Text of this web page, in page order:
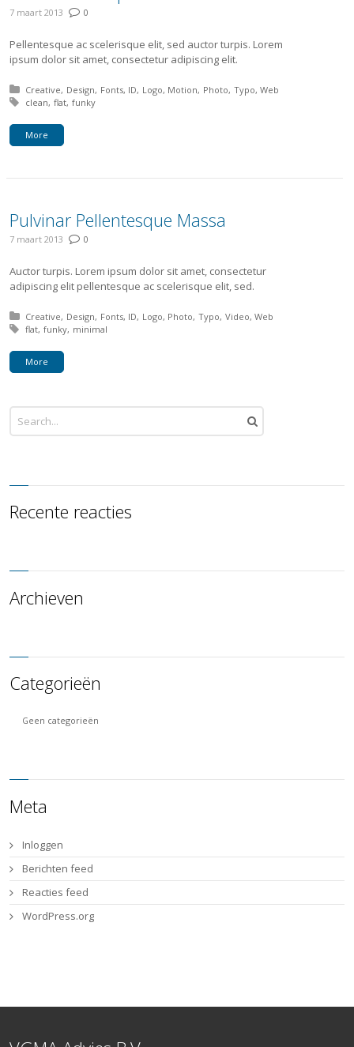
7 maart 2013 0
Pellentesque ac scelerisque elit, sed auctor turpis. Lorem
ipsum dolor sit amet, consectetur adipiscing elit.
Posted in:
Creative Design Fonts ID Logo Motion Photo Typo Web
Tagged with:
clean flat funky
More
Pulvinar Pellentesque Massa
7 maart 2013 0
Auctor turpis. Lorem ipsum dolor sit amet, consectetur
adipiscing elit pellentesque ac scelerisque elit, sed.
Posted in:
Creative Design Fonts ID Logo Photo Typo Video Web
Tagged with:
flat funky minimal
More
Recente reacties
Archieven
Categorieën
Geen categorieën
Meta
Inloggen
Berichten feed
Reacties feed
WordPress.org